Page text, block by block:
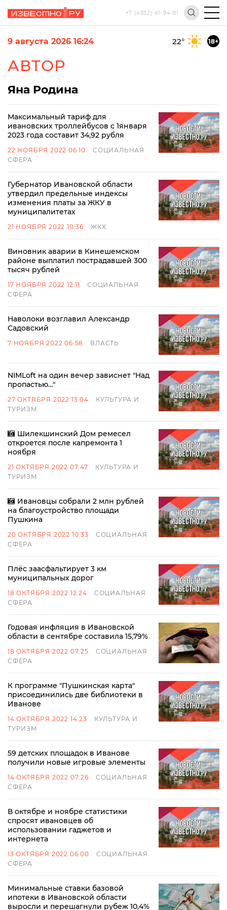
+7 (4932) 41-94-81
9 августа 2026 16:24 22° 18+
АВТОР
Яна Родина
Максимальный тариф для
ивановских троллейбусов с 1января
2023 года составит 34,92 рубля
22 НОЯБРЯ 2022 06:10
СОЦИАЛЬНАЯ
СФЕРА
Губернатор Ивановской области
утвердил предельные индексы
изменения платы за ЖКУ в
муниципалитетах
21 НОЯБРЯ 2022 10:36 ЖКХ
Виновник аварии в Кинешемском
районе выплатил пострадавшей 300
тысяч рублей
17 НОЯБРЯ 2022 12:11
СОЦИАЛЬНАЯ
СФЕРА
Наволоки возглавил Александр
Садовский
7 НОЯБРЯ 2022 06:58 ВЛАСТЬ
NIMLoft на один вечер зависнет "Над
пропастью…"
27 ОКТЯБРЯ 2022 13:04
КУЛЬТУРА И
ТУРИЗМ
Шилекшинский Дом ремесел
откроется после капремонта 1
ноября
21 ОКТЯБРЯ 2022 07:47
КУЛЬТУРА И
ТУРИЗМ
Ивановцы собрали 2 млн рублей
на благоустройство площади
Пушкина
20 ОКТЯБРЯ 2022 10:33
СОЦИАЛЬНАЯ
СФЕРА
Плёс заасфальтирует 3 км
муниципальных дорог
18 ОКТЯБРЯ 2022 12:24
СОЦИАЛЬНАЯ
СФЕРА
Годовая инфляция в Ивановской
области в сентябре составила 15,79%
18 ОКТЯБРЯ 2022 07:25
СОЦИАЛЬНАЯ
СФЕРА
К программе "Пушкинская карта"
присоединились две библиотеки в
Иванове
14 ОКТЯБРЯ 2022 14:23
КУЛЬТУРА И
ТУРИЗМ
59 детских площадок в Иванове
получили новые игровые элементы
14 ОКТЯБРЯ 2022 07:26
СОЦИАЛЬНАЯ
СФЕРА
В октябре и ноябре статистики
спросят ивановцев об
использовании гаджетов и
интернета
13 ОКТЯБРЯ 2022 06:00
СОЦИАЛЬНАЯ
СФЕРА
Минимальные ставки базовой
ипотеки в Ивановской области
выросли и перешагнули рубеж 10,4%